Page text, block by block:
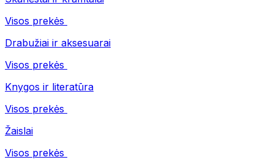
Visos prekės
Drabužiai ir aksesuarai
Visos prekės
Knygos ir literatūra
Visos prekės
Žaislai
Visos prekės